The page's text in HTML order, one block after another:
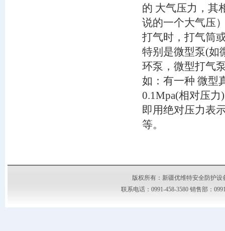
的 大气压力，
说的一个大气压
打气时，打气筒
特别是微型泵(如
环泵，微型打气
如：有一种 微型
0.1Mpa(相对压
即用绝对压力表
等。
版权所有：新疆优维特安全防护设
联系电话：0991-458-3580 销售部：